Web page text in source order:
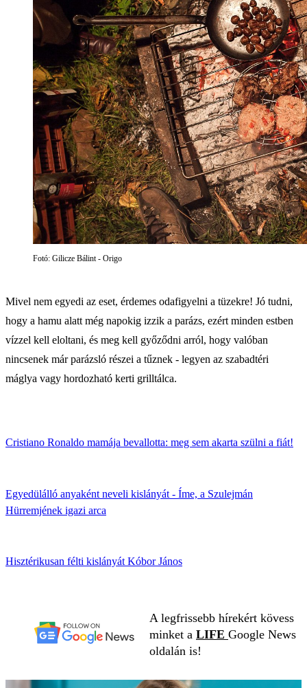
Fotó: Gilicze Bálint - Origo
Mivel nem egyedi az eset, érdemes odafigyelni a tüzekre! Jó tudni,
hogy a hamu alatt még napokig izzik a parázs, ezért minden estben
vízzel kell eloltani, és meg kell győződni arról, hogy valóban
nincsenek már parázsló részei a tűznek - legyen az szabadtéri
máglya vagy hordozható kerti grilltálca.
Cristiano Ronaldo mamája bevallotta: meg sem akarta szülni a fiát!
Egyedülálló anyaként neveli kislányát - Íme, a Szulejmán
Hürremjének igazi arca
Hisztérikusan félti kislányát Kóbor János
A legfrissebb hírekért kövess
minket a LIFE Google News
oldalán is!